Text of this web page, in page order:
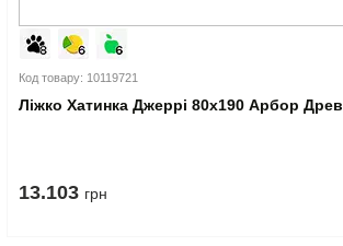
Код товару: 10119721
Ліжко Хатинка Джеррі 80x190 Арбор Древ
13.103 грн